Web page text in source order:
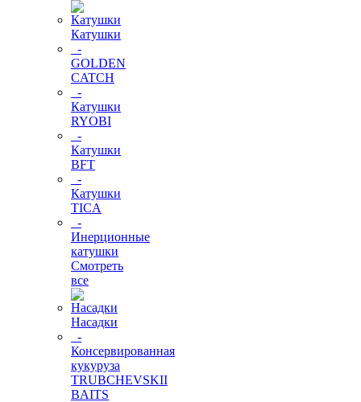
Катушки
-
GOLDEN
CATCH
-
Катушки
RYOBI
-
Катушки
BFT
-
Катушки
TICA
-
Инерционные
катушки
Смотреть
все
Насадки
-
Консервированная
кукуруза
TRUBCHEVSKII
BAITS